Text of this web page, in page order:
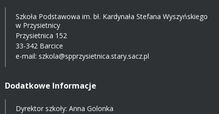
Szkoła Podstawowa im. bł. Kardynała Stefana Wyszyńskiego
w Przysietnicy
Przysietnica 152
33-342 Barcice
e-mail: szkola@spprzysietnica.stary.sacz.pl
Dodatkowe Informacje
Dyrektor szkoły: Anna Golonka